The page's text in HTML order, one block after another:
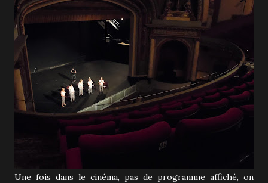
Une fois dans le cinéma, pas de programme affiché, on